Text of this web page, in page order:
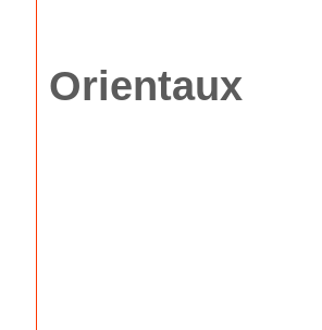
Orientaux